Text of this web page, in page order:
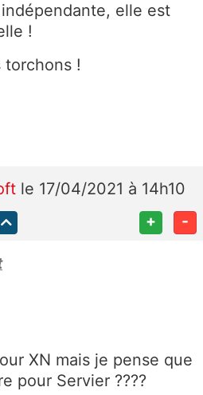
elle est
!
torchons !
le 17/04/2021 à 14h10
+ -
XN mais je pense que
pour Servier ????